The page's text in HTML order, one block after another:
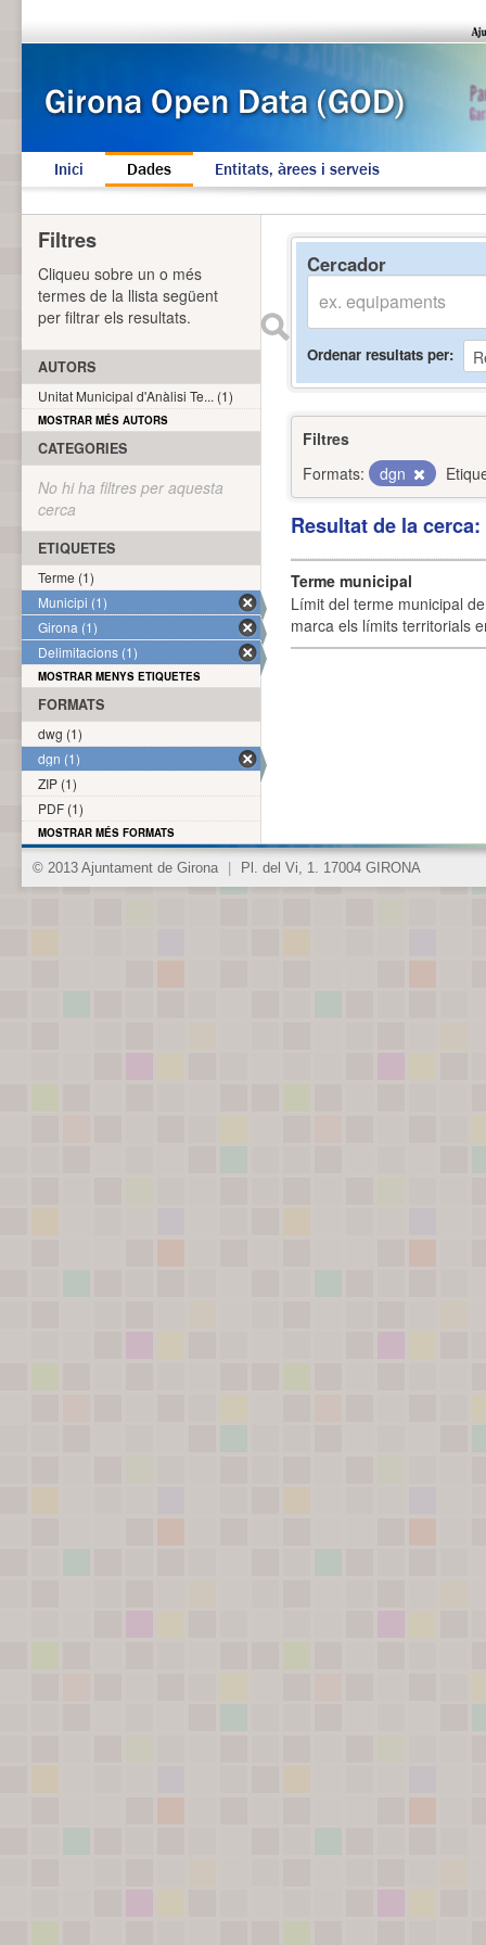
Inici Dades Entitats, àrees i serveis
Cercador
Ordenar resultats per
Filtres
Formats:
dgn
Resultat de la
Terme municipal
Límit del terme municipal
marca els límits territorials
Filtres
Cliqueu sobre un o més
termes de la llista següent
per filtrar els resultats.
AUTORS
Unitat Municipal d'Anàlisi Te... (1)
MOSTRAR MÉS AUTORS
CATEGORIES
No hi ha filtres per aquesta
cerca
ETIQUETES
Terme (1)
Municipi (1)
Girona (1)
Delimitacions (1)
MOSTRAR MENYS ETIQUETES
FORMATS
dwg (1)
dgn (1)
ZIP (1)
PDF (1)
MOSTRAR MÉS FORMATS
© 2013 Ajuntament de Girona Pl. del Vi, 1. 17004 GIRONA